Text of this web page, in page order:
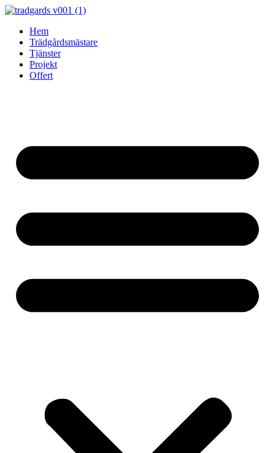
Skip
contentHem
Trädgårdsmästare
Tjänster
Projekt
Offert